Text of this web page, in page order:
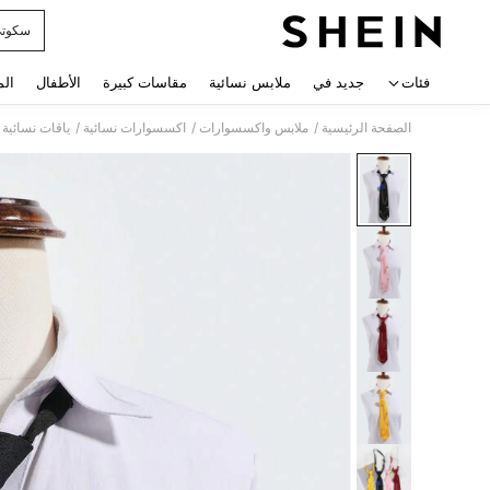
فئات جديد في ملابس نسائية مقاسات كبيرة الأطفال
الصفحة الرئيسية / ملابس واكسسوارات / اكسسوارات نسائية / ياقات